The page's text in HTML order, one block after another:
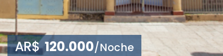
AR$ 120.000/Noche